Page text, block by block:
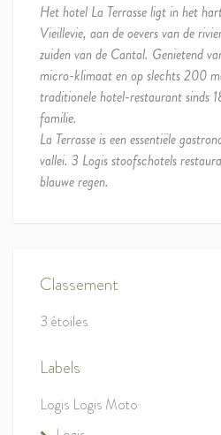
Het hotel La Terrasse ligt in het
Vieillevie, aan de oevers van de
zuiden van de Cantal. Genietend
micro-klimaat en op slechts 200
traditionele hotel-restaurant sinds
familie.
La Terrasse is een essentiële
vallei. 3 Logis stoofschotels
blauwe regen.
Classement
3 étoiles
Labels
Logis Logis Moto